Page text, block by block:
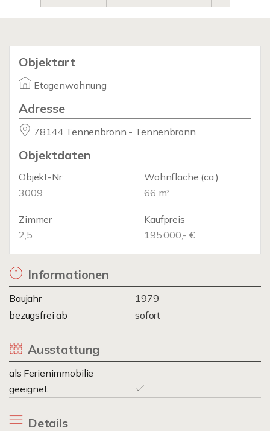
Objektart
Etagenwohnung
Adresse
78144 Tennenbronn - Tennenbronn
Objektdaten
Objekt-Nr.
3009
Wohnfläche (ca.)
66 m²
Zimmer
2,5
Kaufpreis
195.000,- €
Informationen
Baujahr
1979
bezugsfrei ab
sofort
Ausstattung
als Ferienimmobilie
geeignet
Details